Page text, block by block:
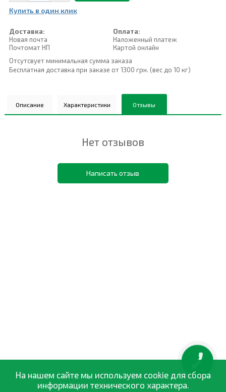
Купить в один клик
Доставка:
Новая почта
Почтомат НП
Оплата:
Наложенный платеж
Картой онлайн
Отсутсвует минимальная сумма заказа
Бесплатная доставка при заказе от 1300 грн. (вес до 10 кг)
Описание Характеристики Отзывы
Нет отзывов
Написать отзыв
На нашем сайте мы используем cookie для сбора
информации технического характера.
КНОПКА